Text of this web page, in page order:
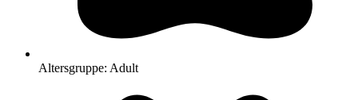
Altersgruppe: Adult